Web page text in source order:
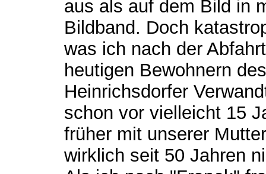
aus als auf dem Bild in
Bildband. Doch
was ich nach der
heutigen Bewohnern
Heinrichsdorfer
schon vor vielleicht 15
früher mit unserer
wirklich seit 50 Jahren